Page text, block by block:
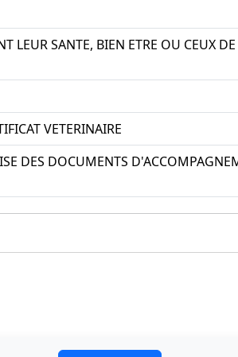
LEUR SANTE, BIEN ETRE OU CEUX
VETERINAIRE
DES DOCUMENTS